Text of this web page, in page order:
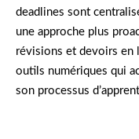
deadlines sont
une approche plus
révisions et devoirs en
outils numériques qui
son processus